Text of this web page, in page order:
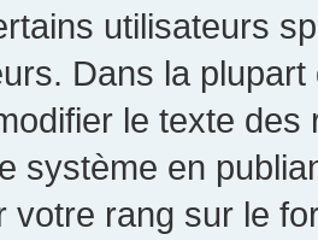
utilisateurs
Dans la
le texte
système en
votre rang sur le